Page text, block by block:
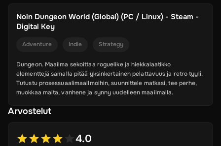
Noin Dungeon World (Global) (PC / Linux) - Steam -
Digital Key
Adventure Indie Strategy
Dungeon. Maailma sekoittaa roguelike ja hiekkalaatikko
elementtejä samalla pitää yksinkertainen pelattavuus ja retro tyyli.
Tutustu prosessuaalimaailmoihin, suunnittele matkasi, tee perhe,
muokkaa maita, vanhene ja synny uudelleen maailmalla.
Arvostelut
4.0